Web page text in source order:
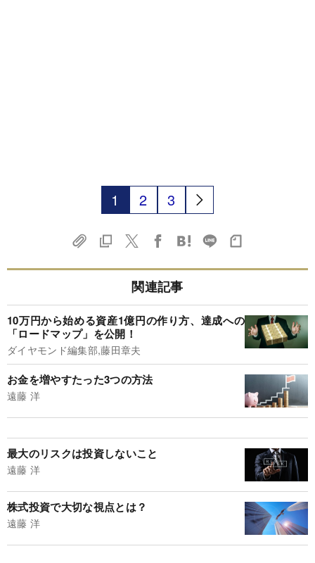
1 2 3
関連記事
10万円から始める資産1億円の作り方、達成への
「ロードマップ」を公開！
ダイヤモンド編集部,藤田章夫
お金を増やすたった3つの方法
遠藤 洋
最大のリスクは投資しないこと
遠藤 洋
株式投資で大切な視点とは？
遠藤 洋